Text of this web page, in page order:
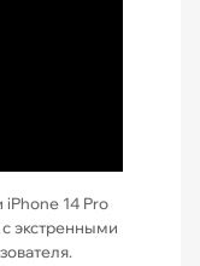
iPhone 14 Pro
с экстренными